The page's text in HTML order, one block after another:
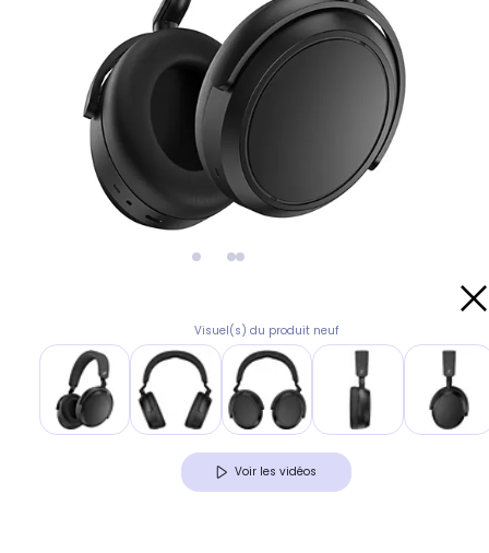
Visuel(s) du produit neuf
Voir les vidéos